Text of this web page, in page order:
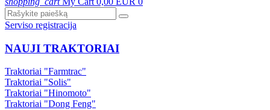
Serviso registracija
NAUJI TRAKTORIAI
Traktoriai "Farmtrac"
Traktoriai "Solis"
Traktoriai "Hinomoto"
Traktoriai "Dong Feng"